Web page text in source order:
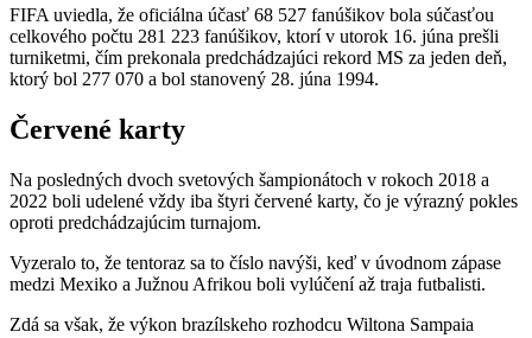
FIFA uviedla, že oficiálna účasť 68 527 fanúšikov bola súčasťou
celkového počtu 281 223 fanúšikov, ktorí v utorok 16. júna prešli
turniketmi, čím prekonala predchádzajúci rekord MS za jeden deň,
ktorý bol 277 070 a bol stanovený 28. júna 1994.
Červené karty
Na posledných dvoch svetových šampionátoch v rokoch 2018 a
2022 boli udelené vždy iba štyri červené karty, čo je výrazný pokles
oproti predchádzajúcim turnajom.
Vyzeralo to, že tentoraz sa to číslo navýši, keď v úvodnom zápase
medzi Mexiko a Južnou Afrikou boli vylúčení až traja futbalisti.
Zdá sa však, že výkon brazílskeho rozhodcu Wiltona Sampaia